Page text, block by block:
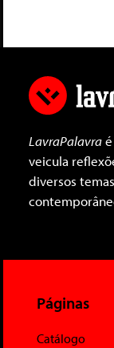
LavraPalavra
veicula
diversos
Páginas
Catálogo